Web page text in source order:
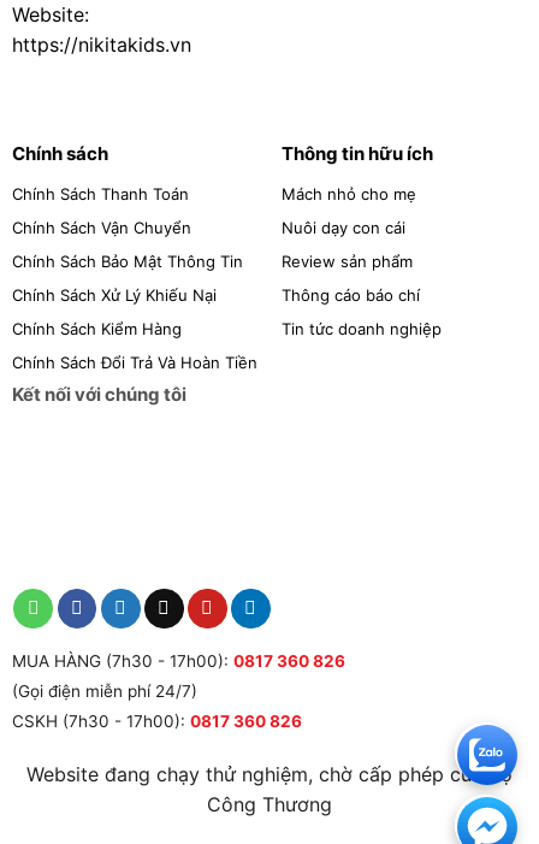
Website:
https://nikitakids.vn
Chính sách
Chính Sách Thanh Toán
Chính Sách Vận Chuyển
Chính Sách Bảo Mật Thông Tin
Chính Sách Xử Lý Khiếu Nại
Chính Sách Kiểm Hàng
Chính Sách Đổi Trả Và Hoàn Tiền
Thông tin hữu ích
Mách nhỏ cho mẹ
Nuôi dạy con cái
Review sản phẩm
Thông cáo báo chí
Tin tức doanh nghiệp
Kết nối với chúng tôi
MUA HÀNG (7h30 - 17h00): 0817 360 826
(Gọi điện miễn phí 24/7)
CSKH (7h30 - 17h00): 0817 360 826
Website đang chạy thử nghiệm, chờ cấp phép của Bộ
Công Thương